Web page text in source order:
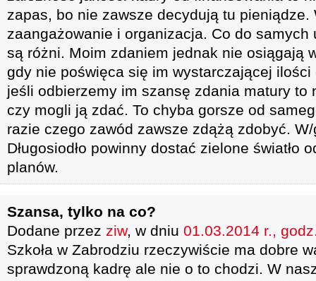
zapas, bo nie zawsze decydują tu pieniądze.
zaangażowanie i organizacja. Co do samych
są różni. Moim zdaniem jednak nie osiągają
gdy nie poświęca się im wystarczającej
jeśli odbierzemy im szansę zdania matury to
czy mogli ją zdać. To chyba gorsze od
razie czego zawód zawsze zdążą zdobyć.
Długosiodło powinny dostać zielone światło
planów.
Szansa, tylko na co?
Dodane przez ziw, w dniu 01.03.2014 r.,
Szkoła w Zabrodziu rzeczywiście ma dobre
sprawdzoną kadrę ale nie o to chodzi. W